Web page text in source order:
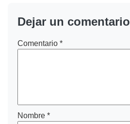
Dejar un comentario
Comentario *
Nombre *